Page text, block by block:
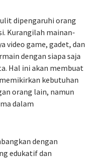
dipengaruhi orang
Kurangilah mainan-
video game, gadet, dan
dengan siapa saja
Hal ini akan membuat
kebutuhan
orang lain, namun
dalam
dengan
edukatif dan